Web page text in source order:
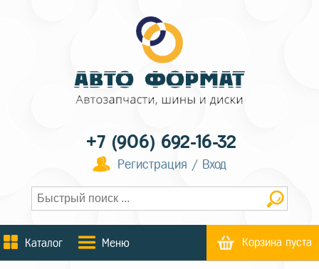
+7 (906) 692-16-32
Регистрация / Вход
Каталог Меню Корзина пуста